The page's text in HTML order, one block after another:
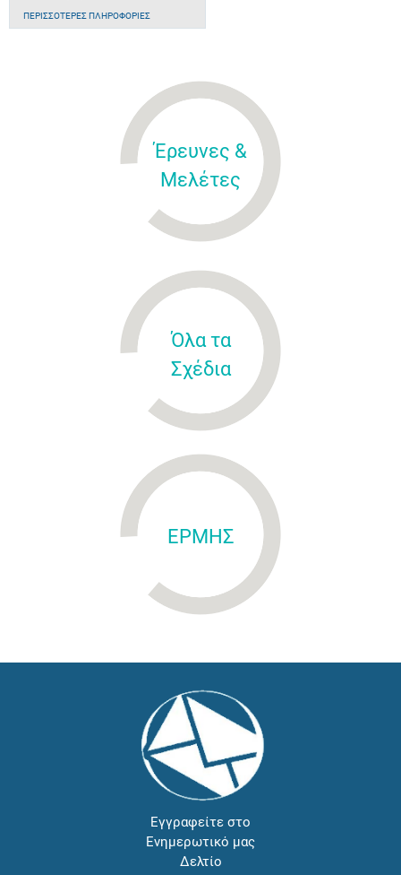
ΠΕΡΙΣΣΌΤΕΡΕΣ ΠΛΗΡΟΦΟΡΊΕΣ
Έρευνες &
Μελέτες
Όλα τα
Σχέδια
ΕΡΜΗΣ
Εγγραφείτε στο
Ενημερωτικό μας
Δελτίο